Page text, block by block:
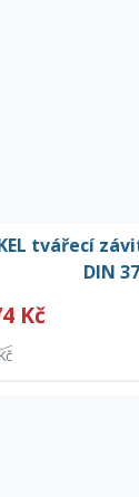
tvářecí
DIN
Kč